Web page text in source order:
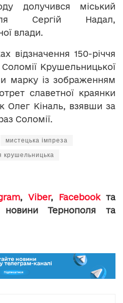
долучився міський
Сергій Надал,
влади.
відзначення 150-річчя
Крушельницької
марку із зображенням
славетної краянки
Олег Кіналь, взявши за
Соломії.
мистецька імпреза
крушельницька
, Viber, Facebookта
новини Тернополя та